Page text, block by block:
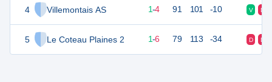
4 Villemontais AS
5 Le Coteau Plaines 2
1-4 91 101 -10 V D
11 1-6 79 113 -34 D D